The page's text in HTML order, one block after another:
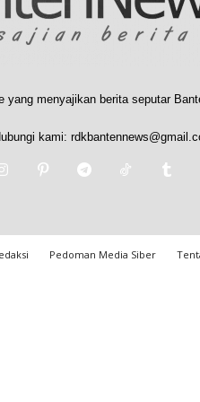
yang menyajikan berita seputar
kami:
Pedoman Media Siber